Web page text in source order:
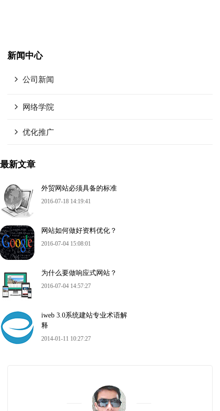
新闻中心
公司新闻
网络学院
优化推广
最新文章
外贸网站必须具备的标准
2016-07-18 14:19:41
网站如何做好资料优化？
2016-07-04 15:08:01
为什么要做响应式网站？
2016-07-04 14:57:27
iweb 3.0系统建站专业术语解
释
2014-01-11 10:27:27